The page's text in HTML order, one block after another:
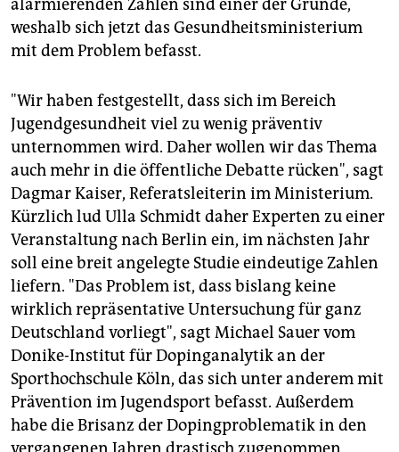
alarmierenden Zahlen sind einer der Gründe,
weshalb sich jetzt das Gesundheitsministerium
mit dem Problem befasst.
"Wir haben festgestellt, dass sich im Bereich
Jugendgesundheit viel zu wenig präventiv
unternommen wird. Daher wollen wir das Thema
auch mehr in die öffentliche Debatte rücken", sagt
Dagmar Kaiser, Referatsleiterin im Ministerium.
Kürzlich lud Ulla Schmidt daher Experten zu einer
Veranstaltung nach Berlin ein, im nächsten Jahr
soll eine breit angelegte Studie eindeutige Zahlen
liefern. "Das Problem ist, dass bislang keine
wirklich repräsentative Untersuchung für ganz
Deutschland vorliegt", sagt Michael Sauer vom
Donike-Institut für Dopinganalytik an der
Sporthochschule Köln, das sich unter anderem mit
Prävention im Jugendsport befasst. Außerdem
habe die Brisanz der Dopingproblematik in den